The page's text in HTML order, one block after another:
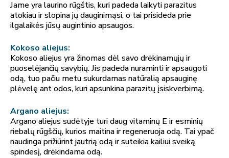
Jame yra laurino rūgštis, kuri padeda laikyti parazitus
atokiau ir slopina jų dauginimąsi, o tai prisideda prie
ilgalaikės jūsų augintinio apsaugos.
Kokoso aliejus:
Kokoso aliejus yra žinomas dėl savo drėkinamųjų ir
puoselėjančių savybių. Jis padeda nuraminti ir apsaugoti
odą, tuo pačiu metu sukurdamas natūralią apsauginę
plėvelę ant odos, kuri apsunkina parazitų įsiskverbimą.
Argano aliejus:
Argano aliejus sudėtyje turi daug vitaminų E ir esminių
riebalų rūgščių, kurios maitina ir regeneruoja odą. Tai ypač
naudinga prižiūrint jautrią odą ir suteikia kailiui sveiką
spindesį, drėkindama odą.